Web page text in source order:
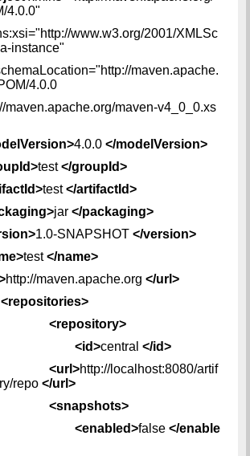
4.0.0"
www.w3.org/2001/XMLSc
instance"
maven.apache.
4.0.0
maven.apache.org/maven-v4_0_0.xs
4.0.0 </modelVersion>
test</groupId>
test</artifactId>
jar </packaging>
1.0-SNAPSHOT </version>
test</name>
http://maven.apache.org </url>
<repositories>
<repository>
<id>central </id>
<url>http://localhost:8080/artif
repo </url>
<snapshots>
<enabled>false </enable